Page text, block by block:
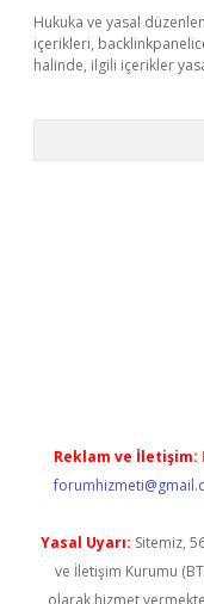
Hukuka ve yasal
içerikleri,
halinde, ilgili içerikler
Reklam ve İletişim:
Yasal Uyarı: Sitemiz,
ve İletişim Kurumu
olarak hizmet